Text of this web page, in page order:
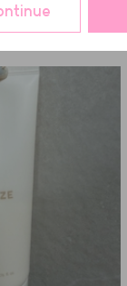
理刷，內容物很
精洗完頭皮還是會
全不會頭皮癢，